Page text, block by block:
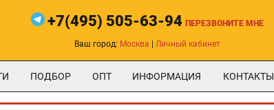
+7(495) 505-63-94 ПЕРЕЗВОНИТЕ МНЕ
Ваш город: Москва Личный кабинет
ПОДБОР ОПТ ИНФОРМАЦИЯ КОНТАКТЫ